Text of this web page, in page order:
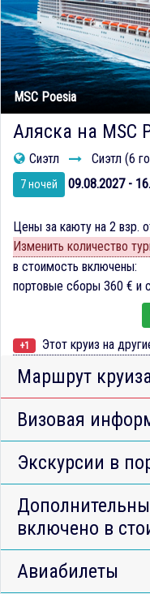
MSC Poesia
Аляска на MSC
Сиэтл Сиэтл (6
7 ночей 09.08.2027 -
Цены за каюту на 2 взр.
Изменить количество
в стоимость включены:
портовые сборы 360 € и
+1 Этот круиз на
Маршрут
Визовая
Экскурсии в
включено в
Авиабилеты